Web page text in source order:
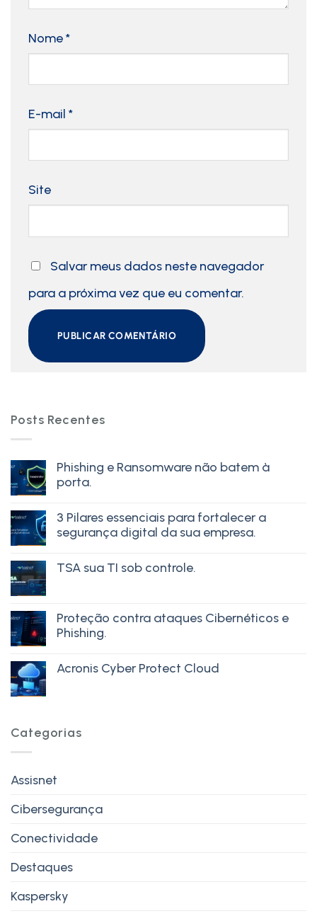
Nome*
E-mail *
Site
Salvar meus dados neste navegador
para a próxima vez que eu comentar.
Posts Recentes
Phishing e Ransomware não batem à
porta.
3 Pilares essenciais para fortalecer a
segurança digital da sua empresa.
TSA sua TI sob controle.
Proteção contra ataques Cibernéticos e
Phishing.
Acronis Cyber Protect Cloud
Categorias
Assisnet
Cibersegurança
Conectividade
Destaques
Kaspersky